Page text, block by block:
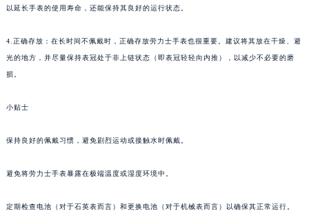
以延长手表的使用寿命，还能保持其良好的运行状态。
4.正确存放：在长时间不佩戴时，正确存放劳力士手表也很重要。建议将其放在干燥、避
光的地方，并尽量保持表冠处于非上链状态（即表冠轻轻向内推），以减少不必要的磨
损。
小贴士
保持良好的佩戴习惯，避免剧烈运动或接触水时佩戴。
避免将劳力士手表暴露在极端温度或湿度环境中。
定期检查电池（对于石英表而言）和更换电池（对于机械表而言）以确保其正常运行。